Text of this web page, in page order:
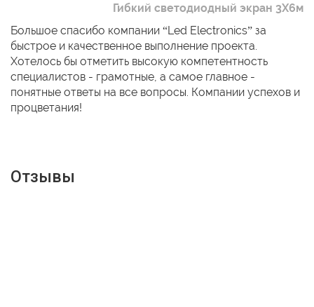
Гибкий светодиодный экран 3Х6м
Большое спасибо компании “Led Electronics” за
быстрое и качественное выполнение проекта.
Хотелось бы отметить высокую компетентность
специалистов - грамотные, а самое главное -
понятные ответы на все вопросы. Компании успехов и
процветания!
Отзывы